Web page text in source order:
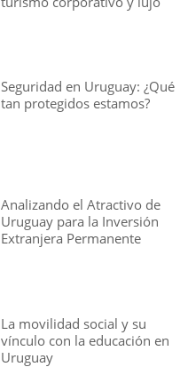
Seguridad en Uruguay: ¿Qué
tan protegidos estamos?
Analizando el Atractivo de
Uruguay para la Inversión
Extranjera Permanente
La movilidad social y su
vínculo con la educación en
Uruguay